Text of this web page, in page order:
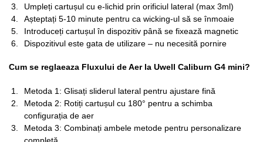
Umpleți cartușul cu e-lichid prin orificiul lateral (max 3ml)
Așteptați 5-10 minute pentru ca wicking-ul să se înmoaie
Introduceți cartușul în dispozitiv până se fixează magnetic
Dispozitivul este gata de utilizare – nu necesită pornire
Cum se reglaeaza Fluxului de Aer la Uwell Caliburn G4 mini?
Metoda 1: Glisați sliderul lateral pentru ajustare fină
Metoda 2: Rotiți cartușul cu 180° pentru a schimba
configurația de aer
Metoda 3: Combinați ambele metode pentru personalizare
completă